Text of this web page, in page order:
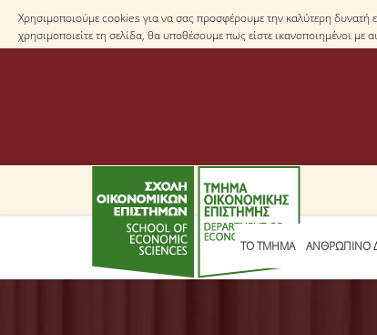
Χρησιμοποιούμε cookies για να σας προσφέρουμε την καλύτερη δυνατή
χρησιμοποιείτε τη σελίδα, θα υποθέσουμε πως είστε ικανοποιημένοι με
ΤΟ TΜΗΜΑ ΑΝΘΡΩΠΙΝΟ